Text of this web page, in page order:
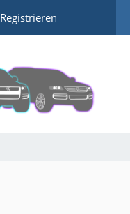
Registrieren